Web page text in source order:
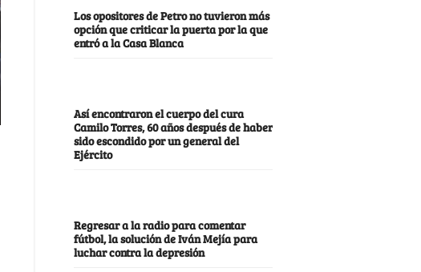
Los opositores de Petro no tuvieron más
opción que criticar la puerta por la que
entró a la Casa Blanca
Así encontraron el cuerpo del cura
Camilo Torres, 60 años después de haber
sido escondido por un general del
Ejército
Regresar a la radio para comentar
fútbol, la solución de Iván Mejía para
luchar contra la depresión